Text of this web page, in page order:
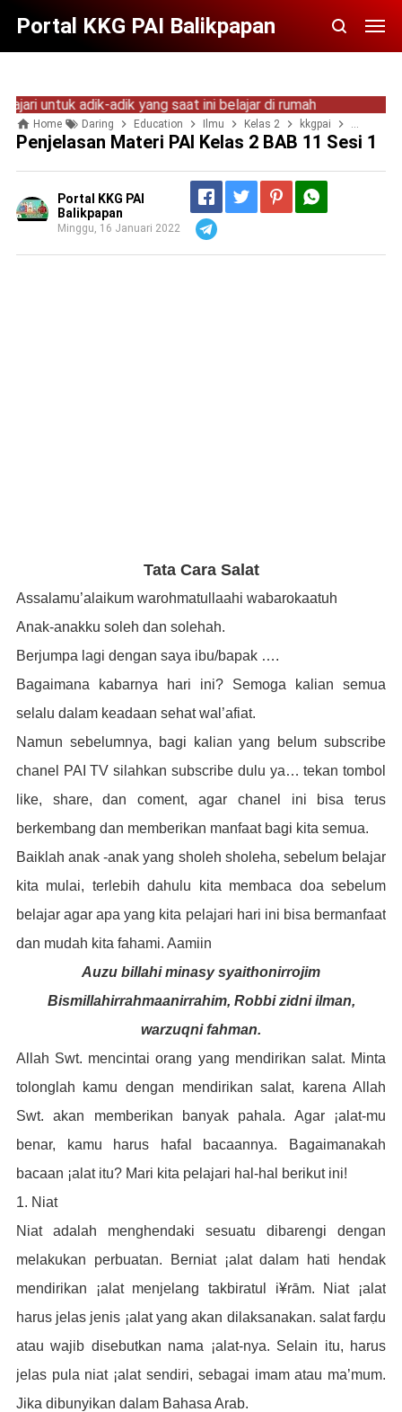
Portal KKG PAI Balikpapan
adik-adik yang saat ini belajar di rumah
Home Daring Education Ilmu Kelas 2 kkgpai materi PAI
Penjelasan Materi PAI Kelas 2 BAB 11 Sesi 1
Portal KKG PAI
Balikpapan
Minggu, 16 Januari 2022
Tata Cara Salat
Assalamu’alaikum warohmatullaahi wabarokaatuh
Anak-anakku soleh dan solehah.
Berjumpa lagi dengan saya ibu/bapak ….
Bagaimana kabarnya hari ini? Semoga kalian semua
selalu dalam keadaan sehat wal’afiat.
Namun sebelumnya, bagi kalian yang belum subscribe
chanel PAI TV silahkan subscribe dulu ya… tekan tombol
like, share, dan coment, agar chanel ini bisa terus
berkembang dan memberikan manfaat bagi kita semua.
Baiklah anak -anak yang sholeh sholeha, sebelum belajar
kita mulai, terlebih dahulu kita membaca doa sebelum
belajar agar apa yang kita pelajari hari ini bisa bermanfaat
dan mudah kita fahami. Aamiin
Auzu billahi minasy syaithonirrojim
Bismillahirrahmaanirrahim, Robbi zidni ilman,
warzuqni fahman.
Allah Swt. mencintai orang yang mendirikan salat. Minta
tolonglah kamu dengan mendirikan salat, karena Allah
Swt. akan memberikan banyak pahala. Agar ¡alat-mu
benar, kamu harus hafal bacaannya. Bagaimanakah
bacaan ¡alat itu? Mari kita pelajari hal-hal berikut ini!
1. Niat
Niat adalah menghendaki sesuatu dibarengi dengan
melakukan perbuatan. Berniat ¡alat dalam hati hendak
mendirikan ¡alat menjelang takbiratul i¥rām. Niat ¡alat
harus jelas jenis ¡alat yang akan dilaksanakan. salat farḍu
atau wajib disebutkan nama ¡alat-nya. Selain itu, harus
jelas pula niat ¡alat sendiri, sebagai imam atau ma’mum.
Jika dibunyikan dalam Bahasa Arab.